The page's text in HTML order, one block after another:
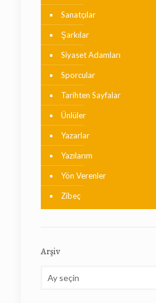
Sanatçılar
Şarkılar
Siyaset Adamları
Sporcular
Tarihten Sayfalar
Ünlüler
Yazarlar
Yazılarım
Yön Verenler
Zibeç
Arşiv